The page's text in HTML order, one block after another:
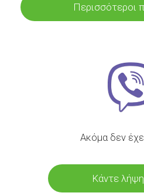
Περισσότεροι
Ακόμα δεν
Κάντε